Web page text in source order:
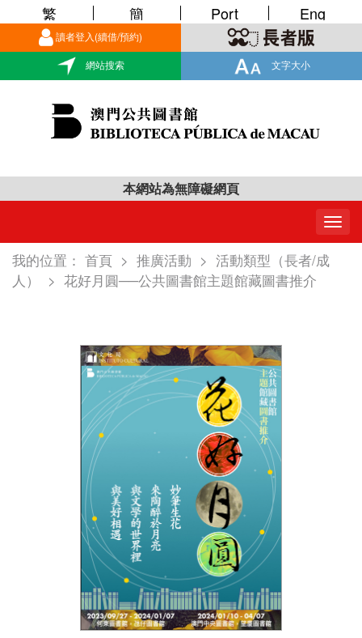
讀者登入(續借/預約)
網站搜索 文字大小
繁 簡 Port Eng
本網站為無障礙網頁
我的位置： 首頁 > 推廣活動 > 活動類型（長者/成
人）
> 花好月圓──公共圖書館主題館藏圖書推介